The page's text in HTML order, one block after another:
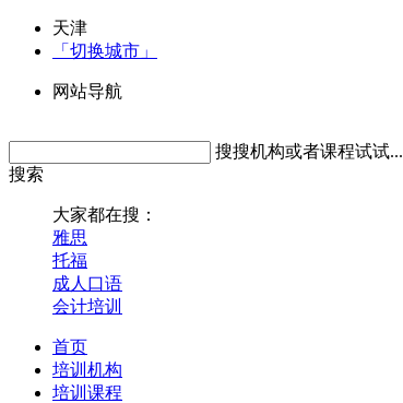
天津
「切换城市」
网站导航
搜搜机构或者课程试试...
搜索
大家都在搜：
雅思
托福
成人口语
会计培训
首页
培训机构
培训课程